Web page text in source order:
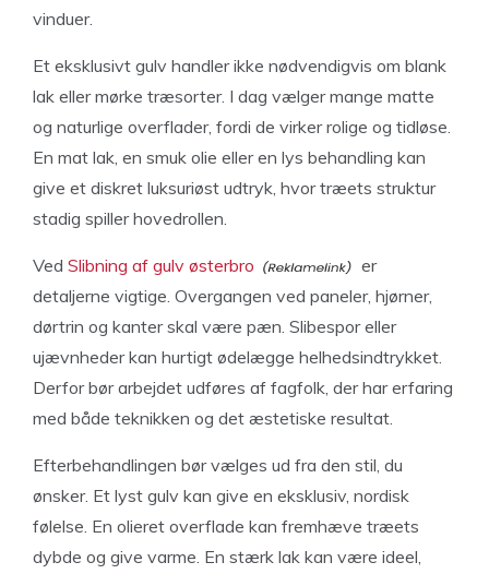
vinduer.
Et eksklusivt gulv handler ikke nødvendigvis om blank
lak eller mørke træsorter. I dag vælger mange matte
og naturlige overflader, fordi de virker rolige og tidløse.
En mat lak, en smuk olie eller en lys behandling kan
give et diskret luksuriøst udtryk, hvor træets struktur
stadig spiller hovedrollen.
Ved Slibning af gulv østerbro
er
detaljerne vigtige. Overgangen ved paneler, hjørner,
dørtrin og kanter skal være pæn. Slibespor eller
ujævnheder kan hurtigt ødelægge helhedsindtrykket.
Derfor bør arbejdet udføres af fagfolk, der har erfaring
med både teknikken og det æstetiske resultat.
Efterbehandlingen bør vælges ud fra den stil, du
ønsker. Et lyst gulv kan give en eksklusiv, nordisk
følelse. En olieret overflade kan fremhæve træets
dybde og give varme. En stærk lak kan være ideel,